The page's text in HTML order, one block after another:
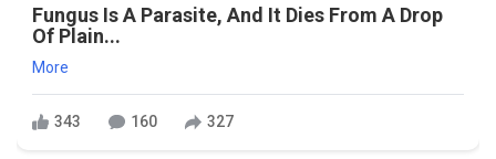
Fungus Is A Parasite, And It Dies From A Drop
Of Plain...
More
343 160 327